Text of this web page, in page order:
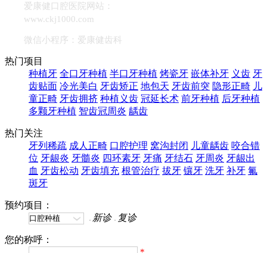
爱康健口腔医院网站：
www.ckj1000.com
微信小程序：爱康健齿科
热门项目
种植牙 全口牙种植 半口牙种植 烤瓷牙 嵌体补牙 义齿 牙
齿贴面 冷光美白 牙齿矫正 地包天 牙齿前突 隐形正畸 儿
童正畸 牙齿拥挤 种植义齿 冠延长术 前牙种植 后牙种植
多颗牙种植 智齿冠周炎 龋齿
热门关注
牙列稀疏 成人正畸 口腔护理 窝沟封闭 儿童龋齿 咬合错
位 牙龈炎 牙髓炎 四环素牙 牙痛 牙结石 牙周炎 牙龈出
血 牙齿松动 牙齿填充 根管治疗 拔牙 镶牙 洗牙 补牙 氟
斑牙
预约项目：
新诊
复诊
您的称呼：